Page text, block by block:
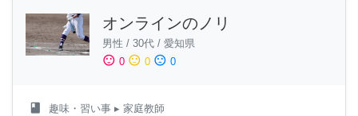
オンラインのノリ
男性 / 30代 / 愛知県
sentiment_satisfied 0 sentiment_neutral 0 sentiment_dissatisfied 0
class 趣味・習い事 ▸ 家庭教師